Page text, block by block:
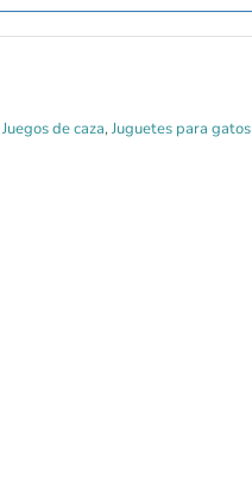
Juegos de caza,Juguetes para gatos